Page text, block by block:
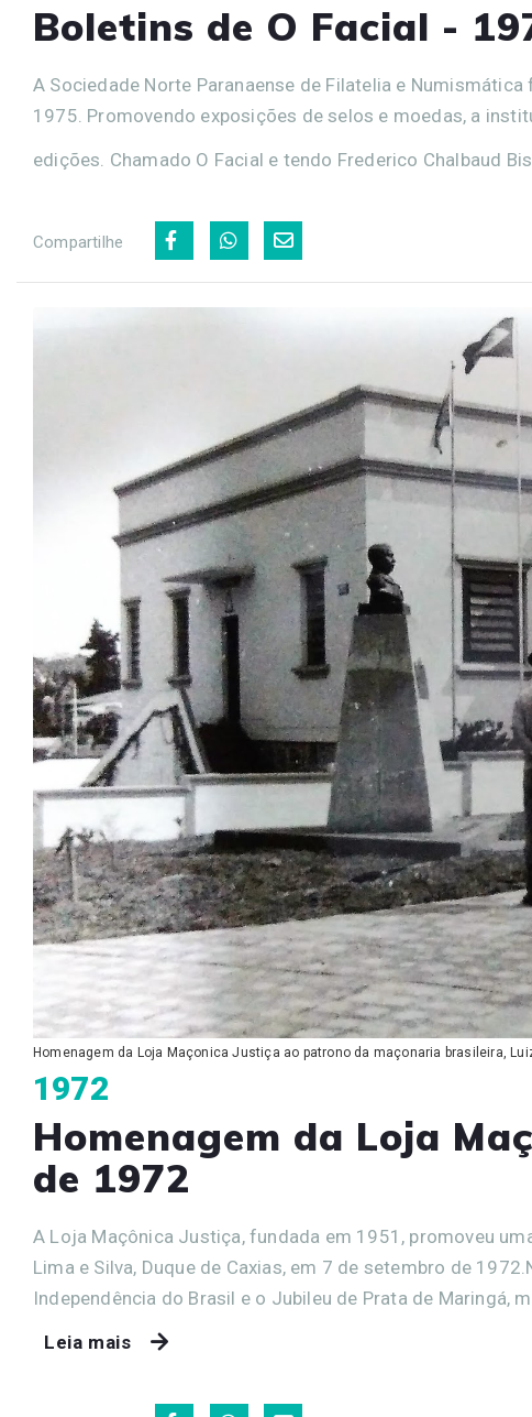
Boletins de O Facial -
A Sociedade Norte Paranaense de Filatelia e
1975. Promovendo exposições de selos e moedas, a
edições. Chamado O Facial e tendo Frederico Chalbaud
Compartilhe
Homenagem da Loja Maçonica Justiça ao patrono da maçonaria brasileira,
1972
Homenagem da Loja
de 1972
A Loja Maçônica Justiça, fundada em 1951, promoveu
Lima e Silva, Duque de Caxias, em 7 de setembro de
Independência do Brasil e o Jubileu de Prata de Maringá,
Leia mais